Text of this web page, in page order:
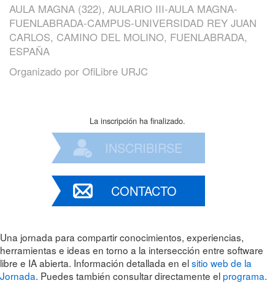
AULA MAGNA (322), AULARIO III-AULA MAGNA-
FUENLABRADA-CAMPUS-UNIVERSIDAD REY JUAN
CARLOS, CAMINO DEL MOLINO, FUENLABRADA,
ESPAÑA
Organizado por OfiLibre URJC
La inscripción ha finalizado.
INSCRIBIRSE
CONTACTO
Una jornada para compartir conocimientos, experiencias,
herramientas e ideas en torno a la intersección entre software
libre e IA abierta. Información detallada en elsitio web de la
Jornada. Puedes también consultar directamente elprograma.